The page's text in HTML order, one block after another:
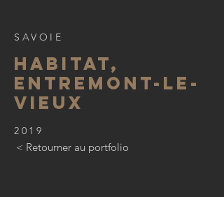
SAVOIE
HABITAT,
ENTREMONT-LE-
VIEUX
2019
< Retourner au portfolio